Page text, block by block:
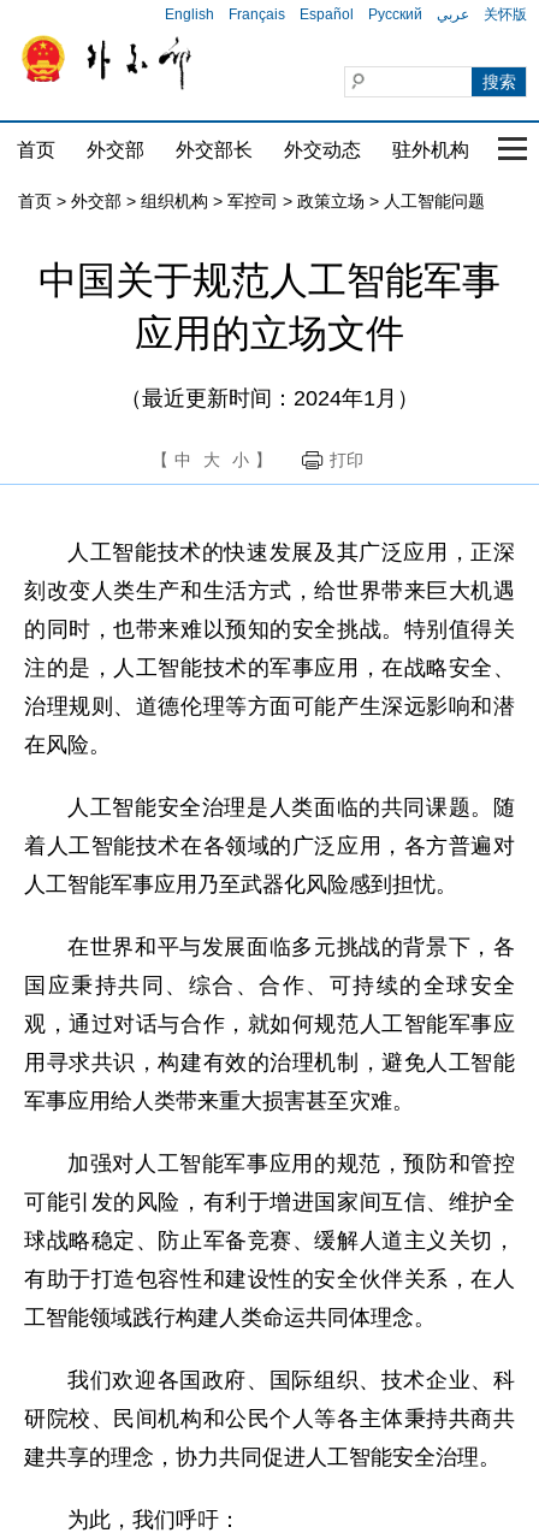
English Français Español Русский عربي 关怀版
首页 外交部 外交部长 外交动态 驻外机构 国
首页 > 外交部 > 组织机构 > 军控司 > 政策立场 > 人工智能问题
中国关于规范人工智能军事
应用的立场文件
（最近更新时间：2024年1月）
【 中 大 小 】 打印
人工智能技术的快速发展及其广泛应用，正深
刻改变人类生产和生活方式，给世界带来巨大机遇
的同时，也带来难以预知的安全挑战。特别值得关
注的是，人工智能技术的军事应用，在战略安全、
治理规则、道德伦理等方面可能产生深远影响和潜
在风险。
人工智能安全治理是人类面临的共同课题。随
着人工智能技术在各领域的广泛应用，各方普遍对
人工智能军事应用乃至武器化风险感到担忧。
在世界和平与发展面临多元挑战的背景下，各
国应秉持共同、综合、合作、可持续的全球安全
观，通过对话与合作，就如何规范人工智能军事应
用寻求共识，构建有效的治理机制，避免人工智能
军事应用给人类带来重大损害甚至灾难。
加强对人工智能军事应用的规范，预防和管控
可能引发的风险，有利于增进国家间互信、维护全
球战略稳定、防止军备竞赛、缓解人道主义关切，
有助于打造包容性和建设性的安全伙伴关系，在人
工智能领域践行构建人类命运共同体理念。
我们欢迎各国政府、国际组织、技术企业、科
研院校、民间机构和公民个人等各主体秉持共商共
建共享的理念，协力共同促进人工智能安全治理。
为此，我们呼吁：